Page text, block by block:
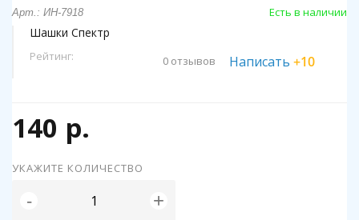
Арт.: ИН-7918 Есть в наличии
Шашки Спектр
Рейтинг: 0 отзывов Написать +10
140 р.
УКАЖИТЕ КОЛИЧЕСТВО
- +